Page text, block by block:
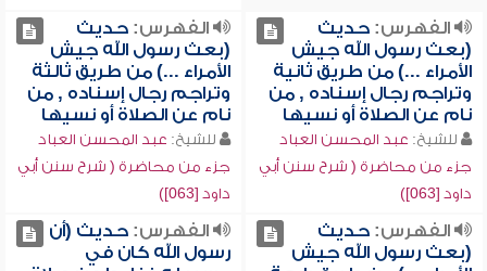
الفهرس:حديث
(بعث رسول الله جيش
الأمراء ...) من طريق ثانية
وتراجم رجال إسناده , من
نام عن الصلاة أو نسيها
للشيخ: عبد المحسن العباد
جزء من محاضرة ( شرح سنن أبي
داود [063])
الفهرس:حديث
(بعث رسول الله جيش
الأمراء ...) من طريق ثالثة
وتراجم رجال إسناده , من
نام عن الصلاة أو نسيها
للشيخ: عبد المحسن العباد
جزء من محاضرة ( شرح سنن أبي
داود [063])
الفهرس:حديث
(بعث رسول الله جيش
الفهرس:حديث (أن
رسول الله كان في